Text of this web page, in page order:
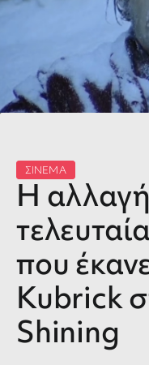
ΣΙΝΕΜΑ
Η
που
Kubrick
Shining